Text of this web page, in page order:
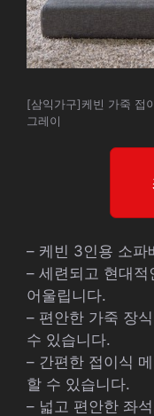
[삼익가구]케빈 가죽 접
그레이
– 케빈 3인용 소파
– 세련되고 현대
어울립니다.
– 편안한 가죽 장
수 있습니다.
– 간편한 접이식
할 수 있습니다.
– 넓고 편안한 좌